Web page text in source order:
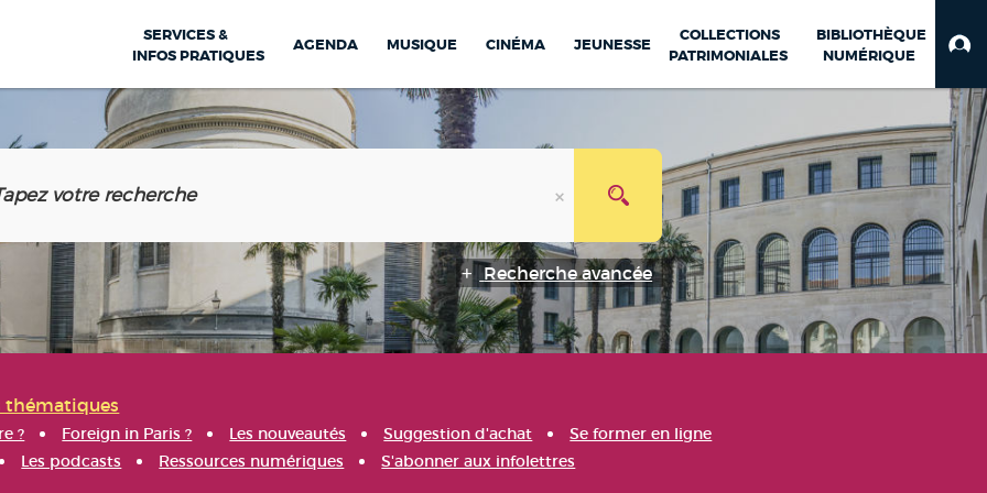
SERVICES &
INFOS PRATIQUES
AGENDA MUSIQUE CINÉMA JEUNESSE
COLLECTIONS
PATRIMONIALES
BIBLIOTHÈQUE
NUMÉRIQUE
Recherche avancée
thématiques
? Foreign in Paris ? Les nouveautés Suggestion d'achat
Se former en ligne
Les podcasts Ressources numériques S'abonner aux infolettres